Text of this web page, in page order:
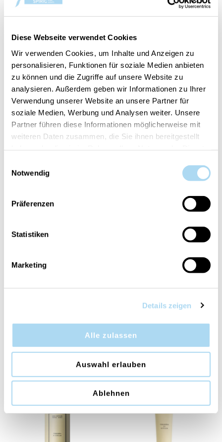
Diese Webseite verwendet Cookies
Wir verwenden Cookies, um Inhalte und Anzeigen zu
personalisieren, Funktionen für soziale Medien anbieten
zu können und die Zugriffe auf unsere Website zu
analysieren. Außerdem geben wir Informationen zu Ihrer
Verwendung unserer Website an unsere Partner für
soziale Medien, Werbung und Analysen weiter. Unsere
Partner führen diese Informationen möglicherweise mit
weiteren Daten zusammen, die Sie ihnen bereitgestellt
Notwendig
Präferenzen
Statistiken
Marketing
Details zeigen
Alle zulassen
Auswahl erlauben
Ablehnen
3.5kg
CHF 390.00
Premium Candle 3XL
7kg
Textile Spray 500ml
Verbena di Sicilia Water
soluble essential oil
CHF 24.90
Incense Sticks 23cm
CHF 9.90
Premium Reed Diffuser
Refill 200ml
CHF 29.90